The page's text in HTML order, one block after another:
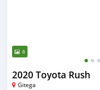
8
2020 Toyota Rush
Gitega